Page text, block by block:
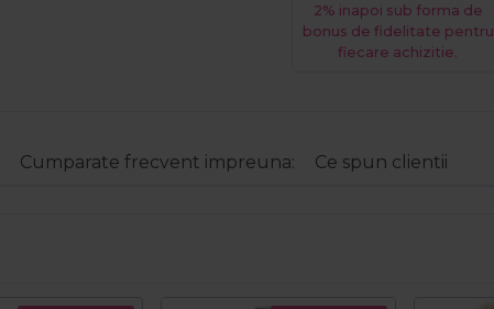
2% inapoi sub forma de
bonus de fidelitate pentru
fiecare achizitie.
Cumparate frecvent impreuna: Ce spun clientii